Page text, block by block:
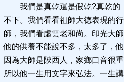
我們是真乾還是假乾?真乾的
不下。我們看看祖師大德表現的
師，我們看虛雲老和尚。印光大
他的供養不能說不多，太多了，
因為大師是陜西人，家鄉口音很
所以他一生用文字來弘法。一生